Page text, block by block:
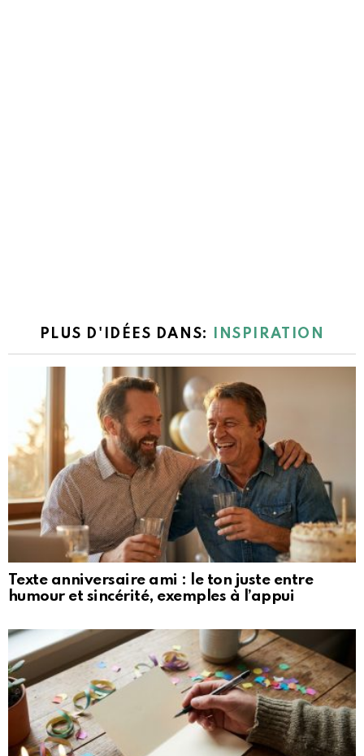
PLUS D'IDÉES DANS: INSPIRATION
Texte anniversaire ami : le ton juste entre
humour et sincérité, exemples à l’appui